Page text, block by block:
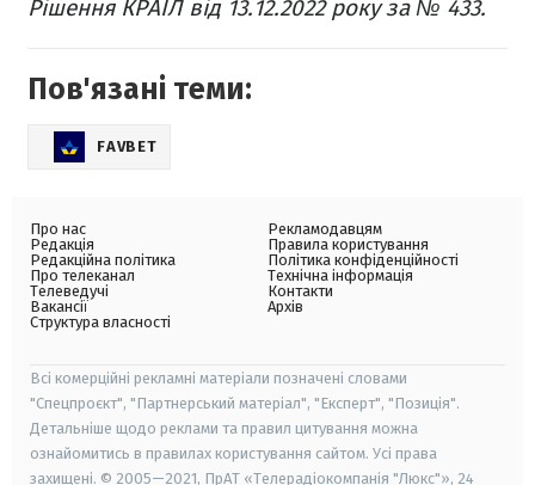
Рішення КРАІЛ від 13.12.2022 року за № 433.
Пов'язані теми:
FAVBET
Про нас
Редакція
Редакційна політика
Про телеканал
Телеведучі
Вакансії
Структура власності
Рекламодавцям
Правила користування
Політика конфіденційності
Технічна інформація
Контакти
Архів
Всі комерційні рекламні матеріали позначені словами
"Спецпроєкт", "Партнерський матеріал", "Експерт", "Позиція".
Детальніше щодо реклами та правил цитування можна
ознайомитись в правилах користування сайтом. Усі права
захищені. © 2005—2021, ПрАТ «Телерадіокомпанія "Люкс"», 24